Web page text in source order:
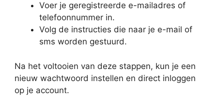
Voer je geregistreerde e-mailadres of
telefoonnummer in.
Volg de instructies die naar je e-mail of
sms worden gestuurd.
Na het voltooien van deze stappen, kun je een
nieuw wachtwoord instellen en direct inloggen
op je account.